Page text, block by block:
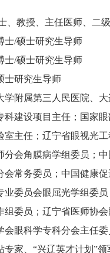
、教授、主任医师、二级
士/硕士研究生导师
士/硕士研究生导师
士研究生导师
学附属第三人民医院、
科建设项目主任；国家
室主任；辽宁省眼视光
分会角膜病学组委员；
会常务委员；中国健康
业委员会眼屈光学组委
组委员；辽宁省医师协
眼科学专科分会主任委
专家、“兴辽英才计划”